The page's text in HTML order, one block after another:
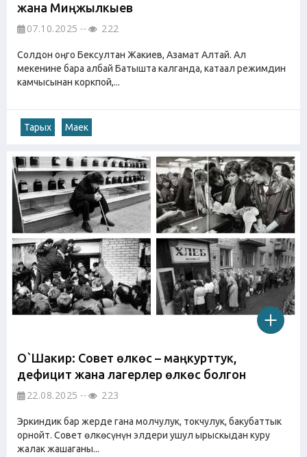
жана Миңжылкыев
07.10.2025 222
Солдон оңго Бексултан Жакиев, Азамат Алтай. Ал
мекенине бара албай Батышта калганда, катаал режимдин
камчысынан коркпой,...
Тарых Маек
О`Шакир: Совет өлкөсү – маңкурттук,
дефицит жана лагерлер өлкөсү болгон
22.08.2025 223
Эркиндик бар жерде гана молчулук, токчулук, бакубаттык
орнойт. Совет өлкөсүнүн элдери ушул ырыскыдан куру
жалак жашаганы...